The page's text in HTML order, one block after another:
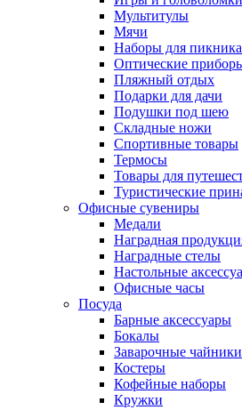
Мультитулы
Мячи
Наборы для
Оптические
Пляжный отдых
Подарки для дачи
Подушки под шею
Складные ножи
Спортивные товары
Термосы
Товары для
Туристические
Офисные сувениры
Медали
Наградная
Наградные стелы
Настольные
Офисные часы
Посуда
Барные аксессуары
Бокалы
Заварочные чайники
Костеры
Кофейные наборы
Кружки